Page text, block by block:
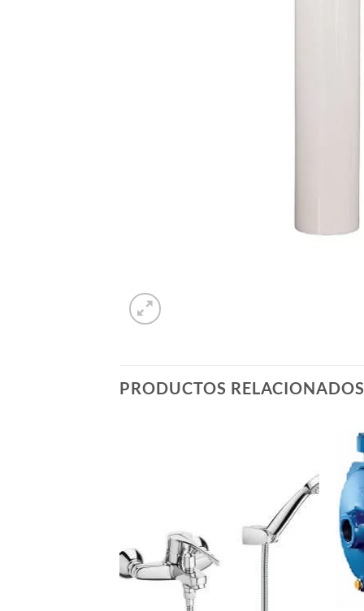
PRODUCTOS RELACIONADOS
lista de
deseos